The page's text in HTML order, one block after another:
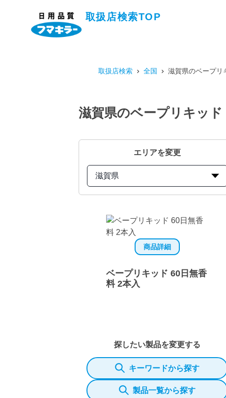
取扱店検索TOP
取扱店検索 全国 滋賀県のベープリ
滋賀県のベープリキッ
エリアを変更
滋賀県
商品詳細
ベープリキッド 60日無香
料 2本入
探したい製品を変更する
キーワードから探す
製品一覧から探す